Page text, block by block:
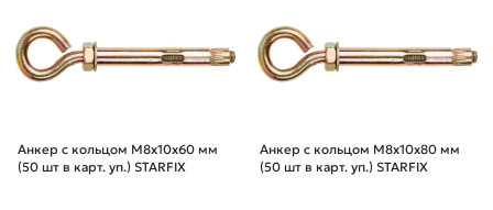
Анкер с кольцом М8х10х60 мм
(50 шт в карт. уп.) STARFIX
Анкер с кольцом М8х10х80 мм
(50 шт в карт. уп.) STARFIX